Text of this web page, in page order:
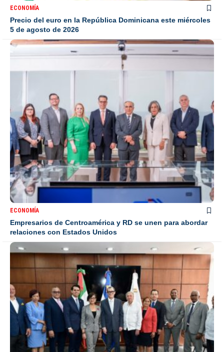
ECONOMÍA
Precio del euro en la República Dominicana este miércoles
5 de agosto de 2026
ECONOMÍA
Empresarios de Centroamérica y RD se unen para abordar
relaciones con Estados Unidos